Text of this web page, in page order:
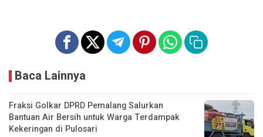
Baca Lainnya
Fraksi Golkar DPRD Pemalang Salurkan
Bantuan Air Bersih untuk Warga Terdampak
Kekeringan di Pulosari